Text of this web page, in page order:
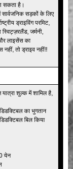
टोक्यो बे
ओसाका
सकता है।
सार्वजनिक सड़कों के लिए
ड्राइविंग परमिट,
जर्मनी,
लाइसेंस का
तो ड्राइव नहीं!!
शुल्क में शामिल है,
का भुगतान
बिल किया
येन